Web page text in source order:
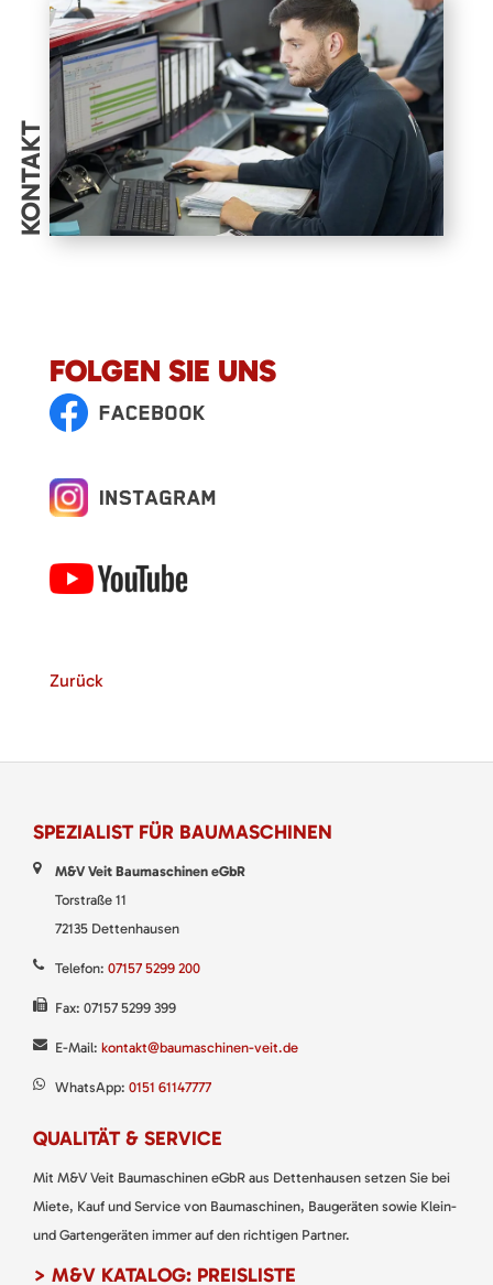
KONTAKT
FOLGEN SIE UNS
Zurück
SPEZIALIST FÜR BAUMASCHINEN
M&V Veit Baumaschinen eGbR
Torstraße 11
72135 Dettenhausen
Telefon: 07157 5299 200
Fax: 07157 5299 399
E-Mail: kontakt@baumaschinen-veit.de
WhatsApp: 0151 61147777
QUALITÄT & SERVICE
Mit M&V Veit Baumaschinen eGbR aus Dettenhausen setzen Sie bei
Miete, Kauf und Service von Baumaschinen, Baugeräten sowie Klein-
und Gartengeräten immer auf den richtigen Partner.
> M&V KATALOG: PREISLISTE